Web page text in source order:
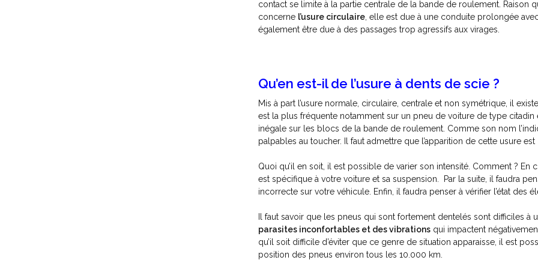
contact se limite à la partie centrale de la bande de roulement. Raison
concerne l’usure circulaire , elle est due à une conduite prolongée
également être due à des passages trop agressifs aux virages.
Qu’en est-il de l’usure à dents de scie ?
Mis à part l’usure normale, circulaire, centrale et non symétrique, il
est la plus fréquente notamment sur un pneu de voiture de type
inégale sur les blocs de la bande de roulement. Comme son nom
palpables au toucher. Il faut admettre que l’apparition de cette usure
Quoi qu’il en soit, il est possible de varier son intensité. Comment ?
est spécifique à votre voiture et sa suspension. Par la suite, il faudra
incorrecte sur votre véhicule. Enfin, il faudra penser à vérifier l’état des
Il faut savoir que les pneus qui sont fortement dentelés sont difficiles à
parasites inconfortables et des vibrations qui impactent
qu’il soit difficile d’éviter que ce genre de situation apparaisse, il est
position des pneus environ tous les 10.000 km.